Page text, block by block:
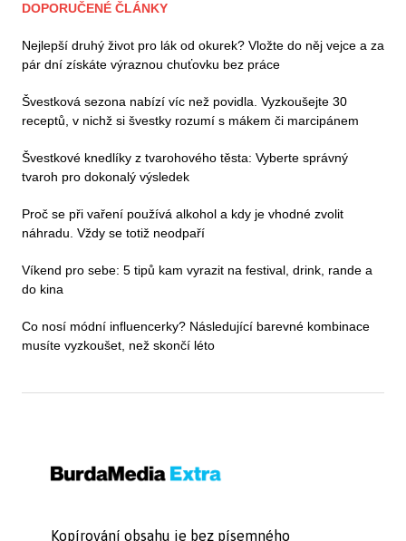
DOPORUČENÉ ČLÁNKY
Nejlepší druhý život pro lák od okurek? Vložte do něj vejce a za
pár dní získáte výraznou chuťovku bez práce
Švestková sezona nabízí víc než povidla. Vyzkoušejte 30
receptů, v nichž si švestky rozumí s mákem či marcipánem
Švestkové knedlíky z tvarohového těsta: Vyberte správný
tvaroh pro dokonalý výsledek
Proč se při vaření používá alkohol a kdy je vhodné zvolit
náhradu. Vždy se totiž neodpaří
Víkend pro sebe: 5 tipů kam vyrazit na festival, drink, rande a
do kina
Co nosí módní influencerky? Následující barevné kombinace
musíte vyzkoušet, než skončí léto
Kopírování obsahu je bez písemného